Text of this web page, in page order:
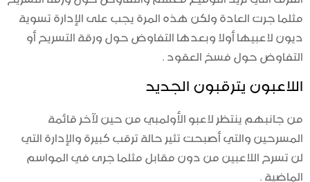
مثلما جرت العادة ولكن هذه المرة يجب على الإدارة تسوية
ديون لاعبيها أولا وبعدها التفاوض حول ورقة التسريح أو
التفاوض حول فسخ العقود .
اللاعبون يترقبون الجديد
من جانبهم ينتظر لاعبو الأولمبي من حين لآخر قائمة
المسرحين والتي أصبحت تثير حالة ترقب كبيرة والإدارة التي
لن تسرح اللاعبين من دون مقابل مثلما جرى في المواسم
الماضية .